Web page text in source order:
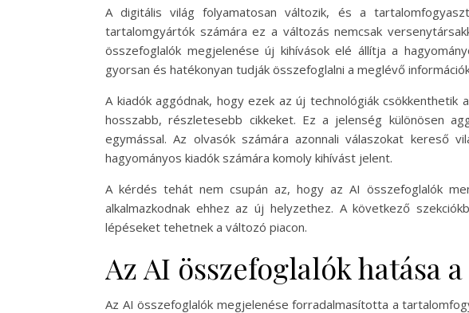
A digitális világ folyamatosan változik, és a
tartalomgyártók számára ez a változás nemcsak
összefoglalók megjelenése új kihívások elé állítja a
gyorsan és hatékonyan tudják összefoglalni a meglévő
A kiadók aggódnak, hogy ezek az új technológiák
hosszabb, részletesebb cikkeket. Ez a jelenség különösen
egymással. Az olvasók számára azonnali válaszokat kereső
hagyományos kiadók számára komoly kihívást jelent.
A kérdés tehát nem csupán az, hogy az AI összefoglalók
alkalmazkodnak ehhez az új helyzethez. A következő
lépéseket tehetnek a változó piacon.
Az AI összefoglalók hatása
Az AI összefoglalók megjelenése forradalmasította a